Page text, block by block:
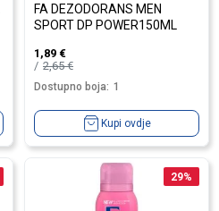
FA DEZODORANS MEN
SPORT DP POWER150ML
1,89 €
2,65€
Dostupno boja: 1
Kupi ovdje
29%